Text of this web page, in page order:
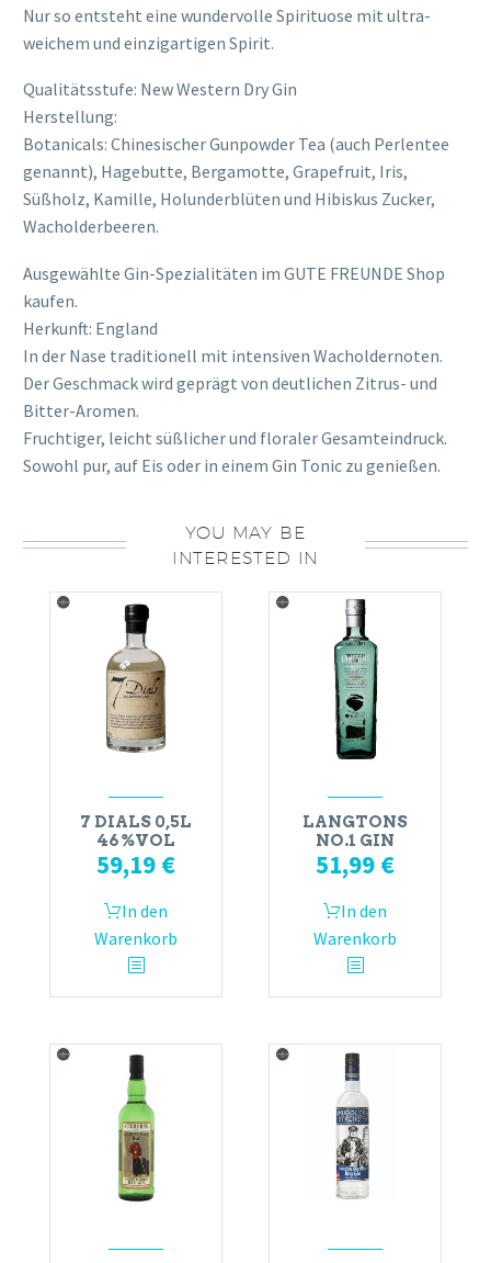
Nur so entsteht eine wundervolle Spirituose mit ultra-
weichem und einzigartigen Spirit.
Qualitätsstufe: New Western Dry Gin
Herstellung:
Botanicals: Chinesischer Gunpowder Tea (auch Perlentee
genannt), Hagebutte, Bergamotte, Grapefruit, Iris,
Süßholz, Kamille, Holunderblüten und Hibiskus Zucker,
Wacholderbeeren.
Ausgewählte Gin-Spezialitäten im GUTE FREUNDE Shop
kaufen.
Herkunft: England
In der Nase traditionell mit intensiven Wacholdernoten.
Der Geschmack wird geprägt von deutlichen Zitrus- und
Bitter-Aromen.
Fruchtiger, leicht süßlicher und floraler Gesamteindruck.
Sowohl pur, auf Eis oder in einem Gin Tonic zu genießen.
YOU MAY BE
INTERESTED IN
7 DIALS 0,5L
46%VOL
59,19 €
In den
Warenkorb
LANGTONS
NO.1 GIN
51,99 €
In den
Warenkorb